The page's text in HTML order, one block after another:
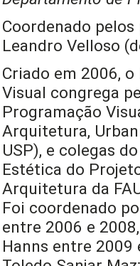
Coordenado
Leandro Velloso
Criado em 2006,
Visual congrega
Programação
Arquitetura,
USP), e colegas
Estética do
Arquitetura da
Foi coordenado
entre 2006 e
Hanns entre 2009